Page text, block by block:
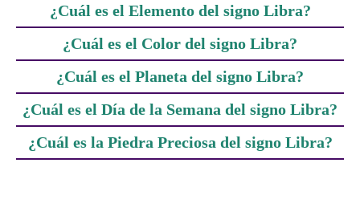
¿Cuál es el Elemento del signo Libra?
¿Cuál es el Color del signo Libra?
¿Cuál es el Planeta del signo Libra?
¿Cuál es el Día de la Semana del signo Libra?
¿Cuál es la Piedra Preciosa del signo Libra?